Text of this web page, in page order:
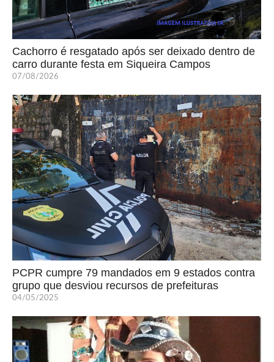
Cachorro é resgatado após ser deixado dentro de
carro durante festa em Siqueira Campos
07/08/2026
PCPR cumpre 79 mandados em 9 estados contra
grupo que desviou recursos de prefeituras
04/05/2025